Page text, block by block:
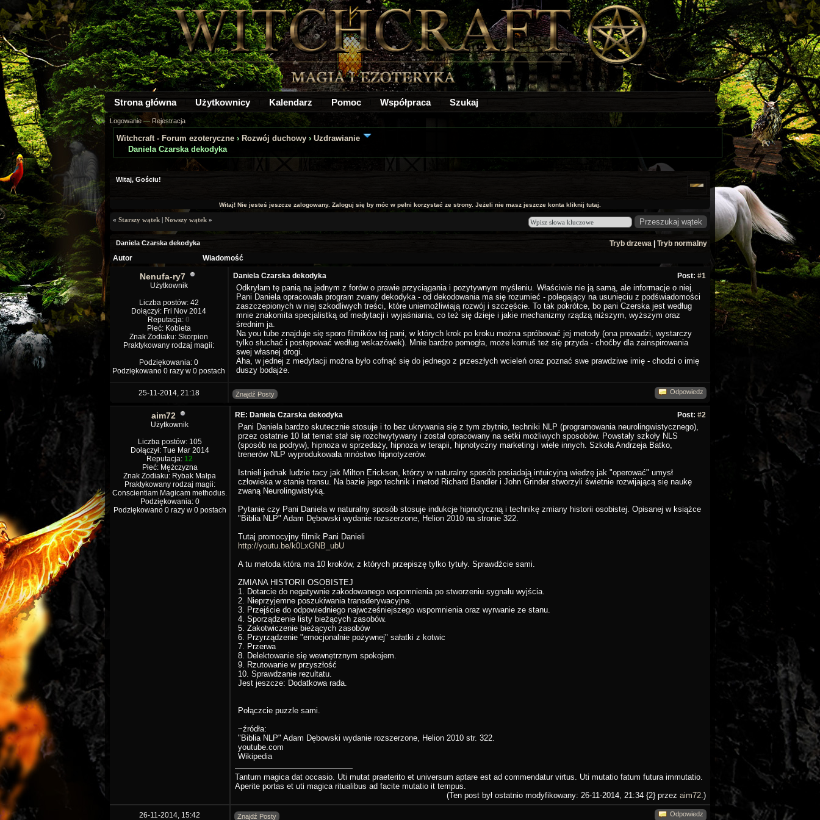
Strona główna Użytkownicy Kalendarz Pomoc Współpraca Szukaj
Logowanie — Rejestracja
Witchcraft - Forum ezoteryczne › Rozwój duchowy › Uzdrawianie
Daniela Czarska dekodyka
Witaj, Gościu!
Witaj! Nie jesteś jeszcze zalogowany. Zaloguj się by móc w pełni korzystać ze strony. Jeżeli nie masz jeszcze konta kliknij tutaj.
« Starszy wątek | Nowszy wątek »
Tryb drzewa Tryb normalny
Daniela Czarska dekodyka
Autor Wiadomość
Nenufa-ry7
Użytkownik
Liczba postów: 42
Dołączył: Fri Nov 2014
Reputacja: 0
Płeć: Kobieta
Znak Zodiaku: Skorpion
Praktykowany rodzaj magii:
Podziękowania: 0
Podziękowano 0 razy w 0 postach
Post: #1
Daniela Czarska dekodyka
Odkryłam tę panią na jednym z forów o prawie przyciągania i pozytywnym myśleniu. Właściwie nie ją samą, ale informacje o niej.
Pani Daniela opracowała program zwany dekodyka - od dekodowania ma się rozumieć - polegający na usunięciu z podświadomości
zaszczepionych w niej szkodliwych treści, które uniemożliwiają rozwój i szczęście. To tak pokrótce, bo pani Czerska jest według
mnie znakomita specjalistką od medytacji i wyjaśniania, co też się dzieje i jakie mechanizmy rządzą niższym, wyższym oraz
średnim ja.
Na you tube znajduje się sporo filmików tej pani, w których krok po kroku można spróbować jej metody (ona prowadzi, wystarczy
tylko słuchać i postępować według wskazówek). Mnie bardzo pomogła, może komuś też się przyda - choćby dla zainspirowania
swej własnej drogi.
Aha, w jednej z medytacji można było cofnąć się do jednego z przeszłych wcieleń oraz poznać swe prawdziwe imię - chodzi o imię
duszy bodajże.
25-11-2014, 21:18 Znajdź Posty Odpowiedz
aim72
Użytkownik
Liczba postów: 105
Dołączył: Tue Mar 2014
Reputacja: 12
Płeć: Mężczyzna
Znak Zodiaku: Rybak Małpa
Praktykowany rodzaj magii:
Conscientiam Magicam methodus.
Podziękowania: 0
Podziękowano 0 razy w 0 postach
Post: #2
RE: Daniela Czarska dekodyka
Pani Daniela bardzo skutecznie stosuje i to bez ukrywania się z tym zbytnio, techniki NLP (programowania neurolingwistycznego),
przez ostatnie 10 lat temat stał się rozchwytywany i został opracowany na setki możliwych sposobów. Powstały szkoły NLS
(sposób na podryw), hipnoza w sprzedaży, hipnoza w terapii, hipnotyczny marketing i wiele innych. Szkoła Andrzeja Batko,
trenerów NLP wyprodukowała mnóstwo hipnotyzerów.
Istnieli jednak ludzie tacy jak Milton Erickson, którzy w naturalny sposób posiadają intuicyjną wiedzę jak "operować" umysł
człowieka w stanie transu. Na bazie jego technik i metod Richard Bandler i John Grinder stworzyli świetnie rozwijającą się naukę
zwaną Neurolingwistyką.
Pytanie czy Pani Daniela w naturalny sposób stosuje indukcje hipnotyczną i technikę zmiany historii osobistej. Opisanej w książce
"Biblia NLP" Adam Dębowski wydanie rozszerzone, Helion 2010 na stronie 322.
Tutaj promocyjny filmik Pani Danieli
http://youtu.be/k0LxGNB_ubU
A tu metoda która ma 10 kroków, z których przepiszę tylko tytuły. Sprawdźcie sami.
ZMIANA HISTORII OSOBISTEJ
1. Dotarcie do negatywnie zakodowanego wspomnienia po stworzeniu sygnału wyjścia.
2. Nieprzyjemne poszukiwania transderywacyjne.
3. Przejście do odpowiedniego najwcześniejszego wspomnienia oraz wyrwanie ze stanu.
4. Sporządzenie listy bieżących zasobów.
5. Zakotwiczenie bieżących zasobów
6. Przyrządzenie "emocjonalnie pożywnej" sałatki z kotwic
7. Przerwa
8. Delektowanie się wewnętrznym spokojem.
9. Rzutowanie w przyszłość
10. Sprawdzanie rezultatu.
Jest jeszcze: Dodatkowa rada.
Połączcie puzzle sami.
~źródła:
"Biblia NLP" Adam Dębowski wydanie rozszerzone, Helion 2010 str. 322.
youtube.com
Wikipedia
Tantum magica dat occasio. Uti mutat praeterito et universum aptare est ad commendatur virtus. Uti mutatio fatum futura immutatio.
Aperite portas et uti magica ritualibus ad facite mutatio it tempus.
(Ten post był ostatnio modyfikowany: 26-11-2014, 21:34 {2} przez aim72.)
26-11-2014, 15:42 Znajdź Posty Odpowiedz